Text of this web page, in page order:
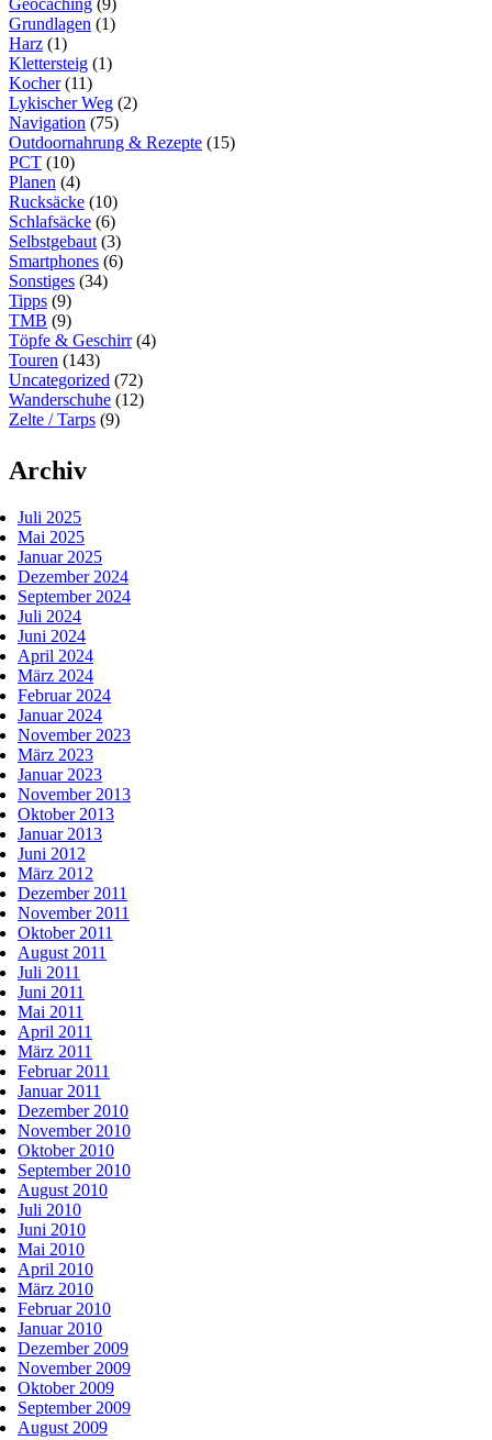
Grundlagen (1)
Harz (1)
Klettersteig (1)
Kocher(11)
Lykischer Weg (2)
Navigation (75)
Outdoornahrung & Rezepte (15)
PCT (10)
Planen (4)
Rucksäcke (10)
Schlafsäcke (6)
Selbstgebaut (3)
Smartphones (6)
Sonstiges (34)
Tipps (9)
TMB (9)
Töpfe & Geschirr(4)
Touren (143)
Uncategorized (72)
Wanderschuhe (12)
Zelte / Tarps (9)
Archiv
Juli 2025
Mai 2025
Januar 2025
Dezember 2024
September 2024
Juli 2024
Juni 2024
April 2024
März 2024
Februar 2024
Januar 2024
November 2023
März 2023
Januar 2023
November 2013
Oktober 2013
Januar 2013
Juni 2012
März 2012
Dezember 2011
November 2011
Oktober 2011
August 2011
Juli 2011
Juni 2011
Mai 2011
April 2011
März 2011
Februar 2011
Januar 2011
Dezember 2010
November 2010
Oktober 2010
September 2010
August 2010
Juli 2010
Juni 2010
Mai 2010
April 2010
März 2010
Februar 2010
Januar 2010
Dezember 2009
November 2009
Oktober 2009
September 2009
August 2009